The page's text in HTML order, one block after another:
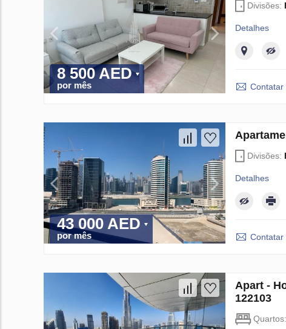
8 500 AED
por mês
Divisões:
Detalhes
Contatar
43 000 AED
por mês
Divisões:
Detalhes
Contatar
Apart -
122103
Quartos: